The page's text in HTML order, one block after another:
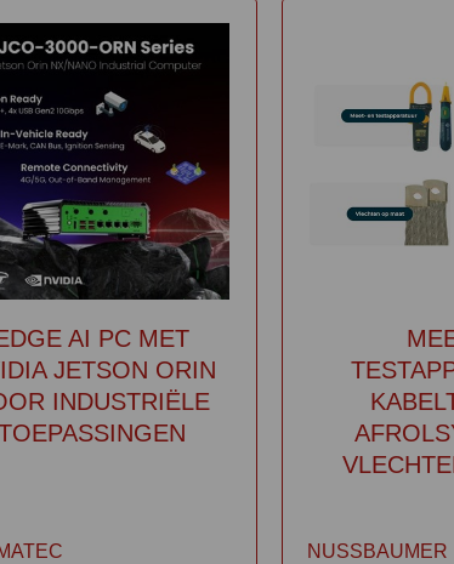
AI PC MET
JETSON ORIN
INDUSTRIËLE
NUSSBAUMER